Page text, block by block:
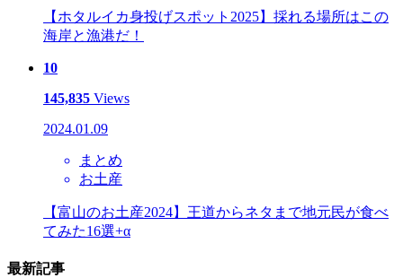
【ホタルイカ身投げスポット2025】採れる場所はこの
海岸と漁港だ！
10
145,835 Views
2024.01.09
まとめ
お土産
【富山のお土産2024】王道からネタまで地元民が食べ
てみた16選+α
最新記事